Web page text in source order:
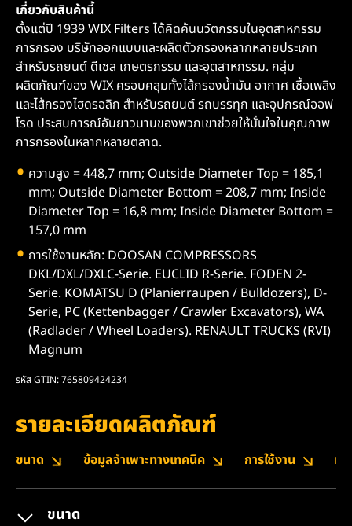
เกี่ยวกับสินค้านี้
ตั้งแต่ปี 1939 WIX Filters ได้คิดค้นนวัตกรรมในอุตสาหกรรม
การกรอง บริษัทออกแบบและผลิตตัวกรองหลากหลายประเภท
สำหรับรถยนต์ ดีเซล เกษตรกรรม และอุตสาหกรรม. กลุ่ม
ผลิตภัณฑ์ของ WIX ครอบคลุมทั้งไส้กรองน้ำมัน อากาศ เชื้อเพลิง
และไส้กรองไฮดรอลิก สำหรับรถยนต์ รถบรรทุก และอุปกรณ์ออฟ
โรด ประสบการณ์อันยาวนานของพวกเขาช่วยให้มั่นใจในคุณภาพ
การกรองในหลากหลายตลาด.
ความสูง = 448,7 mm; Outside Diameter Top = 185,1
mm; Outside Diameter Bottom = 208,7 mm; Inside
Diameter Top = 16,8 mm; Inside Diameter Bottom =
157,0 mm
การใช้งานหลัก: DOOSAN COMPRESSORS
DKL/DXL/DXLC-Serie. EUCLID R-Serie. FODEN 2-
Serie. KOMATSU D (Planierraupen / Bulldozers), D-
Serie, PC (Kettenbagger / Crawler Excavators), WA
(Radlader / Wheel Loaders). RENAULT TRUCKS (RVI)
Magnum
รหัส GTIN: 765809424234
รายละเอียดผลิตภัณฑ์
ขนาด ข้อมูลจำเพาะทางเทคนิค การใช้งาน ห
ขนาด